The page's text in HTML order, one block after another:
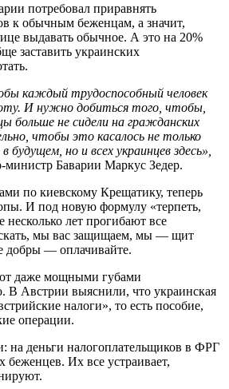
потребовал приравнять
к обычным беженцам, а значит,
выдавать обычное. А это на 20%
заставить украинских
каждый трудоспособный человек
И нужно добиться того, чтобы,
больше не сидели на гражданских
чтобы это касалось не только
будущем, но и всех украинцев здесь»,
Баварии Маркус Зедер.
по киевскому Крещатику, теперь
И под новую формулу «терпеть,
несколько лет прогибают все
мы вас защищаем, мы — щит
добры — оплачивайте.
даже мощными губами
В Австрии выяснили, что украинская
налоги», то есть пособие,
операции.
на деньги налогоплательщиков в ФРГ
беженцев. Их все устраивает,